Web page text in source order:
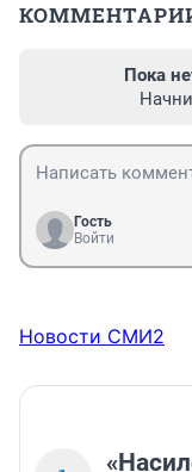
Пока
Гость
Войти
Новости СМИ2